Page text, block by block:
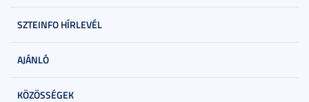
SZTEINFO HÍRLEVÉL
AJÁNLÓ
KÖZÖSSÉGEK